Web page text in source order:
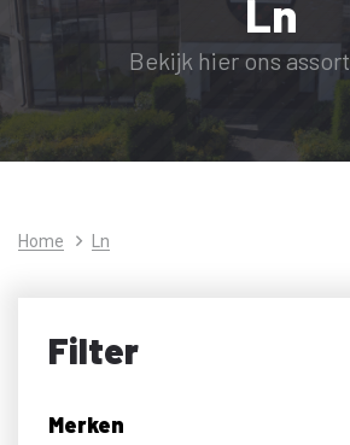
Ln
Bekijk hier ons
Home Ln
Filter
Merken